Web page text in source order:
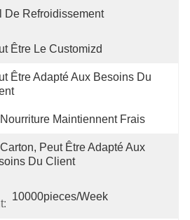
De Refroidissement
Être Le Customizd
Être Adapté Aux Besoins Du
Maintiennent Frais
Peut Être Adapté Aux
Du Client
10000pieces/week